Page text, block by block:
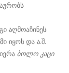
აღმოაჩინეს
იყოს და ა.შ.
ბოლო კაცი